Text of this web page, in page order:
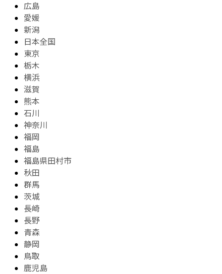
広島
愛媛
新潟
日本全国
東京
栃木
横浜
滋賀
熊本
石川
神奈川
福岡
福島
福島県田村市
秋田
群馬
茨城
長崎
長野
青森
静岡
鳥取
鹿児島